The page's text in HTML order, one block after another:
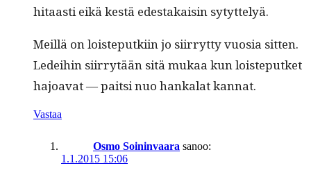
hitaasti eikä kestä edestakaisin sytyttelyä.
Meil­lä on lois­teputki­in jo siir­ryt­ty vuosia sit­ten.
Ledei­hin siir­ry­tään sitä mukaa kun lois­teputket
hajoa­vat — pait­si nuo han­kalat kannat.
Vastaa
Osmo Soininvaara sanoo:
1.1.2015 15:06